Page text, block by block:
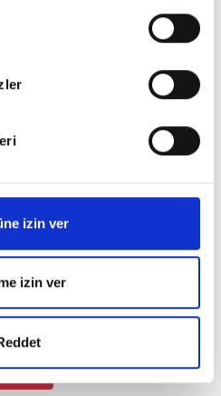
Korunması Kanunu uyarınca
kapsamında
faaliyetleri ile ilgili daha
izin ver
izin ver
Al